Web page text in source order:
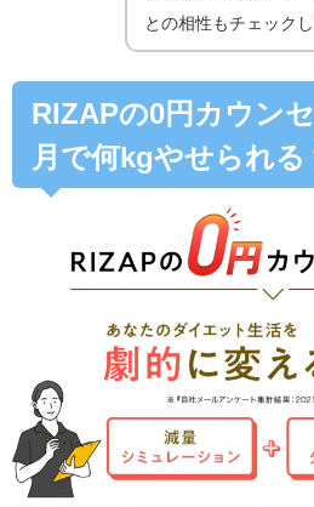
との相性もチェック
RIZAPの0円カウン
月で何kgやせられる